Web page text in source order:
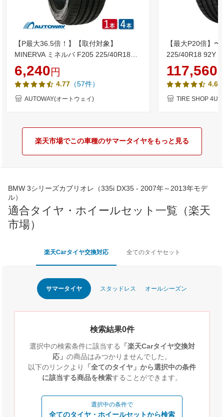
【P最大36.5倍！】【取付対象】
MINERVA ミネルバ F205 225/40R18
(225/40/18 225-40-18 225/40-18) サマ
ータイヤ 夏タイヤ 単品 2本 4本 18イン
チ
6,240円
4.77 （57件）
AUTOWAY(オートウェイ)
【最大P20倍】
225/40R18 92Y
SPORT 5 ミシュ
ツ PS5 サマータ
225/40-18 送料無
117,560
4.6
TIRE SHOP 4U
楽天市場でこの車種のサマータイヤをもっと見る
BMW 3シリーズカブリオレ（335i DX35 - 2007年～2013年モデ
ル）
適合タイヤ・ホイールセット一覧（楽天
市場）
楽天Carタイヤ交換対応 全てのタイヤセット
サマータイヤ スタッドレス オールシーズン
検索結果0件
選択中の検索条件に該当する 「楽天Carタイヤ交換対
応」 の商品はみつかりませんでした。
以下のリンクより
「全てのタイヤ」から選択中の条件
に該当する商品を検索することができます。
選択中の条件で
全てのタイヤ・ホイールセットから検索